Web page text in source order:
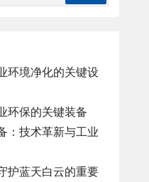
环境净化的关键设
环保的关键装备
：技术革新与工业
护蓝天白云的重要